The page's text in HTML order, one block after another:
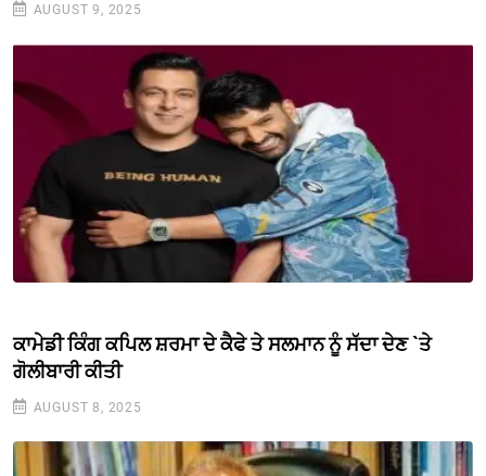
AUGUST 9, 2025
ਕਾਮੇਡੀ ਕਿੰਗ ਕਪਿਲ ਸ਼ਰਮਾ ਦੇ ਕੈਫੇ ਤੇ ਸਲਮਾਨ ਨੂੰ ਸੱਦਾ ਦੇਣ `ਤੇ
ਗੋਲੀਬਾਰੀ ਕੀਤੀ
AUGUST 8, 2025